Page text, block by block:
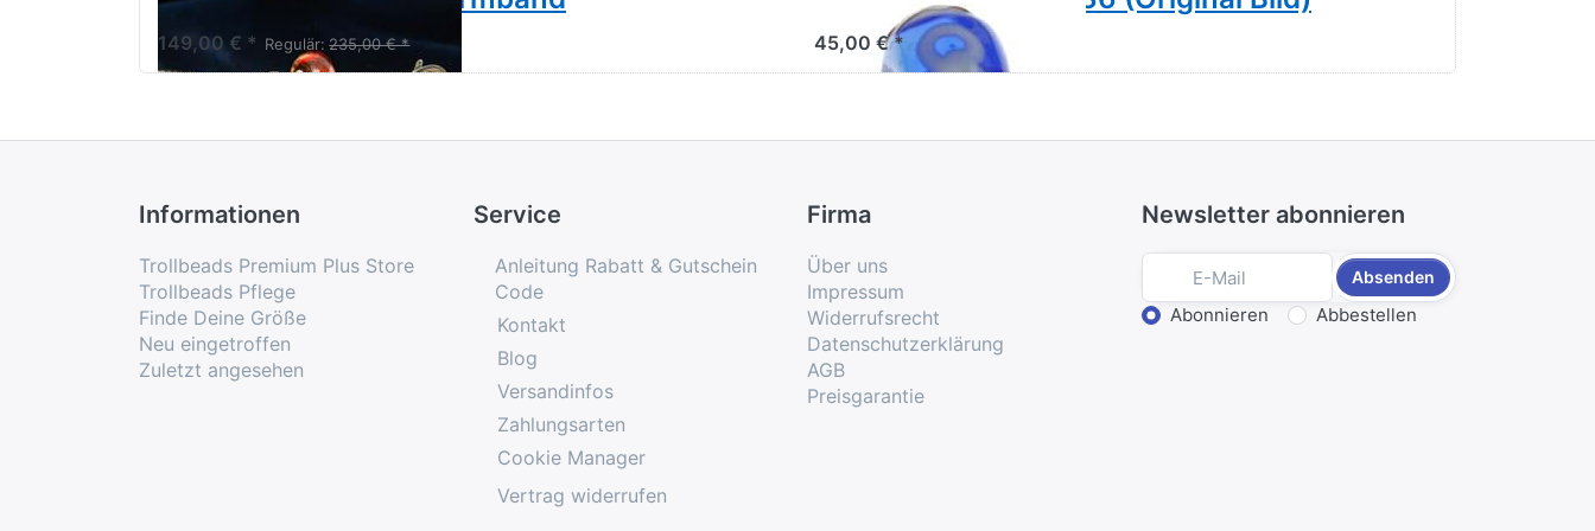
149,00 € * Regulär: 235,00 € * 45,00 € *
Informationen
Trollbeads Premium Plus Store
Trollbeads Pflege
Finde Deine Größe
Neu eingetroffen
Zuletzt angesehen
Service
Anleitung Rabatt & Gutschein
Code
Kontakt
Blog
Versandinfos
Zahlungsarten
Cookie Manager
Vertrag widerrufen
Firma
Über uns
Impressum
Widerrufsrecht
Datenschutzerklärung
AGB
Preisgarantie
Newsletter abonnieren
Absenden
Aktion wählen
Abonnieren Abbestellen